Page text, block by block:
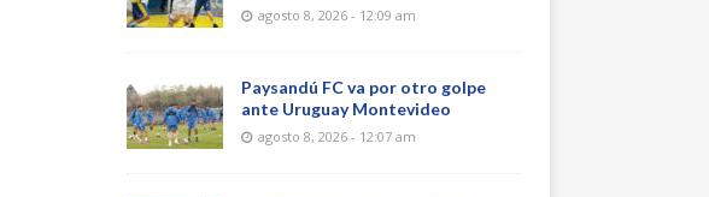
agosto 8, 2026 - 12:09 am
Paysandú FC va por otro golpe
ante Uruguay Montevideo
agosto 8, 2026 - 12:07 am